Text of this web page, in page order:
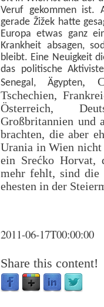
Veruf gekommen ist.
gerade Žižek hatte
Europa etwas ganz
Krankheit absagen,
bleibt. Eine Neuigkeit
das politische
Senegal, Ägypten,
Tschechien,
Österreich,
Großbritannien und
brachten, die aber
Urania in Wien
ein Srećko Horvat,
mehr fehlt, sind die
ehesten in der
2011-06-17T00:00:00
Share this content!